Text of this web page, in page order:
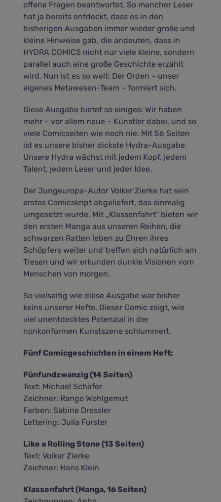
offene Fragen beantwortet. So mancher Leser
hat ja bereits entdeckt, dass es in den
bisherigen Ausgaben immer wieder große und
kleine Hinweise gab, die andeuten, dass in
HYDRA COMICS nicht nur viele kleine, sondern
parallel auch eine große Geschichte erzählt
wird. Nun ist es so weit: Der Orden – unser
eigenes Metawesen-Team – formiert sich.
Diese Ausgabe bietet so einiges: Wir haben
mehr – vor allem neue – Künstler dabei, und so
viele Comicseiten wie noch nie. Mit 56 Seiten
ist es unsere bisher dickste Hydra-Ausgabe.
Unsere Hydra wächst mit jedem Kopf, jedem
Talent, jedem Leser und jeder Idee.
Der Jungeuropa-Autor Volker Zierke hat sein
erstes Comicskript abgeliefert, das einmalig
umgesetzt wurde. Mit „Klassenfahrt“ bieten wir
den ersten Manga aus unseren Reihen, die
schwarzen Ratten leben zu Ehren ihres
Schöpfers weiter und treffen sich natürlich am
Tresen und wir erkunden dunkle Visionen vom
Menschen von morgen.
So vielseitig wie diese Ausgabe war bisher
keins unserer Hefte. Dieser Comic zeigt, wie
viel unentdecktes Potenzial in der
nonkonformen Kunstszene schlummert.
Fünf Comicgeschichten in einem Heft:
Fünfundzwanzig (14 Seiten)
Text: Michael Schäfer
Zeichner: Rango Wohlgemut
Farben: Sabine Dressler
Lettering: Julia Forster
Like a Rolling Stone (13 Seiten)
Text: Volker Zierke
Zeichner: Hans Klein
Klassenfahrt (Manga, 16 Seiten)